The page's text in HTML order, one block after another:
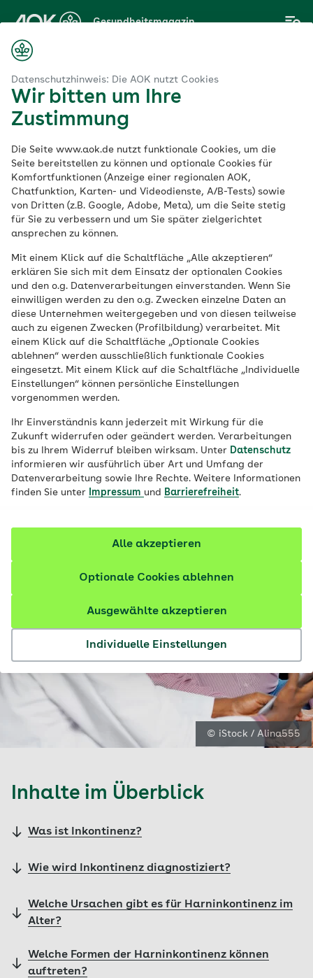
Datenschutzhinweis: Die AOK nutzt Cookies
Wir bitten um Ihre
Zustimmung
Die Seite www.aok.de nutzt funktionale Cookies, um die
Seite bereitstellen zu können und optionale Cookies für
Komfortfunktionen (Anzeige einer regionalen AOK,
Chatfunktion, Karten- und Videodienste, A/B-Tests) sowie
von Dritten (z.B. Google, Adobe, Meta), um die Seite stetig
für Sie zu verbessern und um Sie später zielgerichtet
ansprechen zu können.
Mit einem Klick auf die Schaltfläche „Alle akzeptieren“
erklären Sie sich mit dem Einsatz der optionalen Cookies
und den o.g. Datenverarbeitungen einverstanden. Wenn Sie
einwilligen werden zu den o.g. Zwecken einzelne Daten an
diese Unternehmen weitergegeben und von diesen teilweise
auch zu eigenen Zwecken (Profilbildung) verarbeitet. Mit
einem Klick auf die Schaltfläche „Optionale Cookies
ablehnen“ werden ausschließlich funktionale Cookies
eingesetzt. Mit einem Klick auf die Schaltfläche „Individuelle
Einstellungen“ können persönliche Einstellungen
vorgenommen werden.
Ihr Einverständnis kann jederzeit mit Wirkung für die
Zukunft widerrufen oder geändert werden. Verarbeitungen
bis zu Ihrem Widerruf bleiben wirksam. Unter Datenschutz
informieren wir ausführlich über Art und Umfang der
Datenverarbeitung sowie Ihre Rechte. Weitere Informationen
finden Sie unter
Impressum und Barrierefreiheit.
Individuelle Einstellungen
Ausgewählte akzeptieren
Optionale Cookies ablehnen
Alle akzeptieren
Hauptinhalt
springen
Gesundheitsmagazin
Inkontinenz im Alter
sollte kein Tabu-
Thema sein
Veröffentlicht am:
09.11.2022 5 Minuten Lesedauer
Inkontinenz im Alter betrifft Männer und
Frauen. Das Thema ist jedoch bei vielen
mit Scham behaftet und die Ursachen
können komplex sein. Die gute Nachricht:
Therapien und Medizinprodukte können ein
Stück Lebensqualität zurückbringen.
Fachlich geprüft
© iStock / Alina555
Inhalte im Überblick
Was ist Inkontinenz?
Wie wird Inkontinenz diagnostiziert?
Welche Ursachen gibt es für Harninkontinenz im
Alter?
Welche Formen der Harninkontinenz können
auftreten?